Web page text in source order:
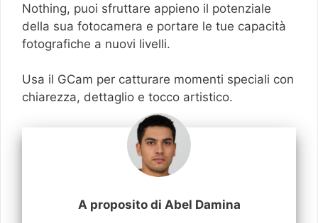
Nothing, puoi sfruttare appieno il potenziale
della sua fotocamera e portare le tue capacità
fotografiche a nuovi livelli.
Usa il GCam per catturare momenti speciali con
chiarezza, dettaglio e tocco artistico.
A proposito di Abel Damina